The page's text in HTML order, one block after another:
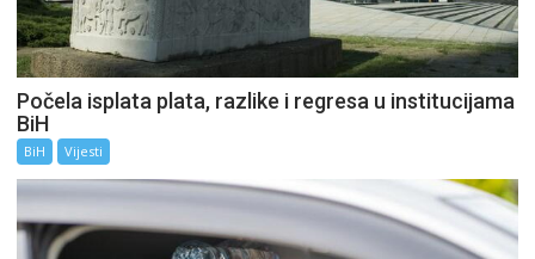
Počela isplata plata, razlike i regresa u institucijama
BiH
BiH Vijesti